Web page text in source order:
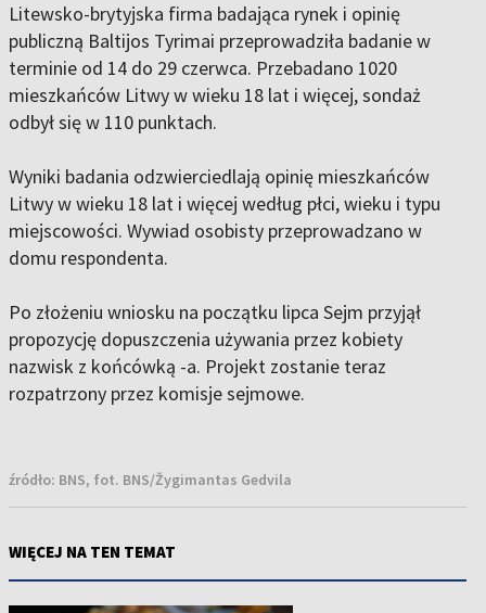
Litewsko-brytyjska firma badająca rynek i opinię
publiczną Baltijos Tyrimai przeprowadziła badanie w
terminie od 14 do 29 czerwca. Przebadano 1020
mieszkańców Litwy w wieku 18 lat i więcej, sondaż
odbył się w 110 punktach.
Wyniki badania odzwierciedlają opinię mieszkańców
Litwy w wieku 18 lat i więcej według płci, wieku i typu
miejscowości. Wywiad osobisty przeprowadzano w
domu respondenta.
Po złożeniu wniosku na początku lipca Sejm przyjął
propozycję dopuszczenia używania przez kobiety
nazwisk z końcówką -a. Projekt zostanie teraz
rozpatrzony przez komisje sejmowe.
źródło: BNS, fot. BNS/Žygimantas Gedvila
WIĘCEJ NA TEN TEMAT